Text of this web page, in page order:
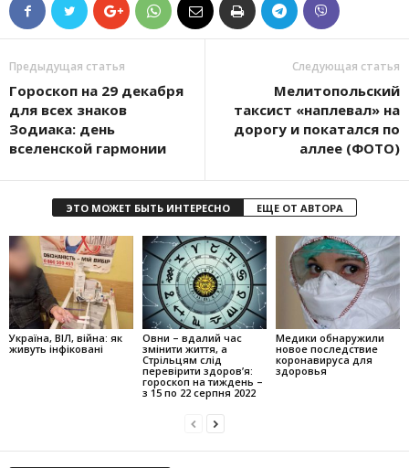
Предыдущая статья
Гороскоп на 29 декабря
для всех знаков
Зодиака: день
вселенской гармонии
Следующая статья
Мелитопольский
таксист «наплевал» на
дорогу и покатался по
аллее (ФОТО)
ЭТО МОЖЕТ БЫТЬ ИНТЕРЕСНО ЕЩЕ ОТ АВТОРА
Україна, ВІЛ, війна: як
живуть інфіковані
Овни – вдалий час
змінити життя, а
Стрільцям слід
перевірити здоров’я:
гороскоп на тиждень –
з 15 по 22 серпня 2022
Медики обнаружили
новое последствие
коронавируса для
здоровья